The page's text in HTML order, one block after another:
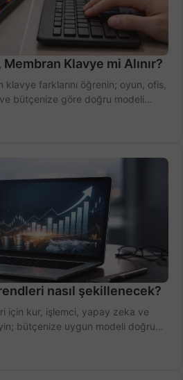
Klavye mi Alınır?
farklarını öğrenin; oyun, ofis,
ve bütçenize göre doğru modeli
nasıl şekillenecek?
için kur, işlemci, yapay zeka ve
bütçenize uygun modeli doğru